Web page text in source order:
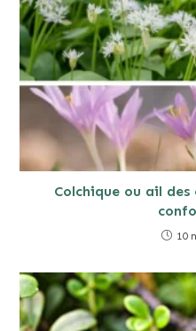
Colchique ou ail
10